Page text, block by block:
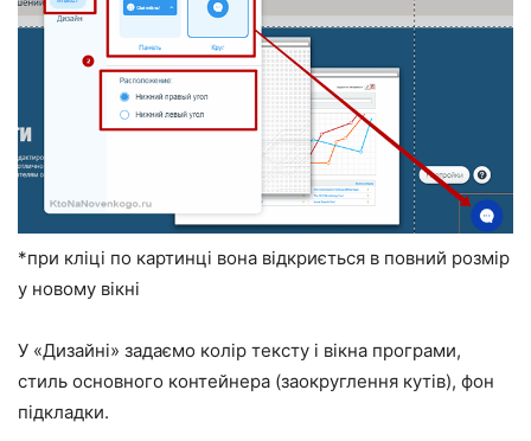
*при кліці по картинці вона відкриється в повний розмір
у новому вікні
У «Дизайні» задаємо колір тексту і вікна програми,
стиль основного контейнера (заокруглення кутів), фон
підкладки.